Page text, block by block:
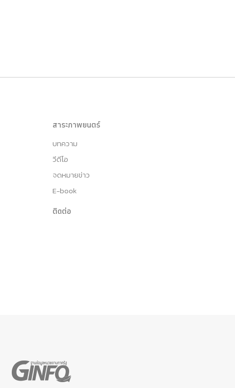
สาระภาพยนตร์
บทความ
วีดีโอ
จดหมายข่าว
E-book
ติดต่อ